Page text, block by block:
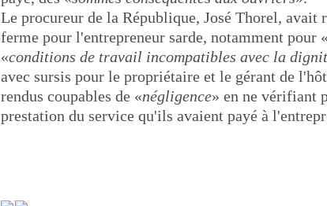
Le procureur de la République, José Thorel, avait
ferme pour l'entrepreneur sarde, notamment pour «
«conditions de travail incompatibles avec la
avec sursis pour le propriétaire et le gérant de
rendus coupables de «négligence» en ne vérifiant
prestation du service qu'ils avaient payé à